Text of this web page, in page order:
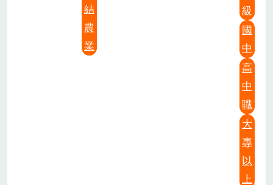
結
農
業
級
國
中
高
中
職
大
專
以
上